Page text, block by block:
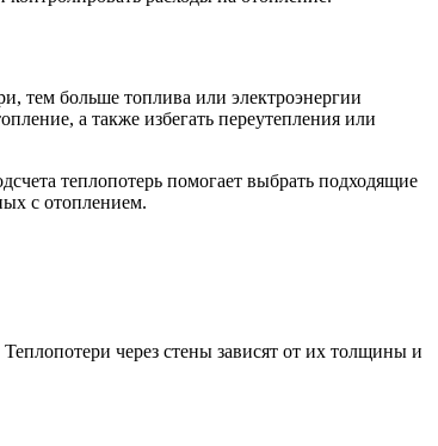
тем больше топлива или электроэнергии
а также избегать переутепления или
теплопотерь помогает выбрать подходящие
с отоплением.
через стены зависят от их толщины и